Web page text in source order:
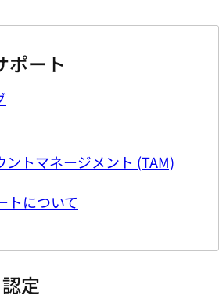
ポート
ントマネージメント (TAM)
トについて
定